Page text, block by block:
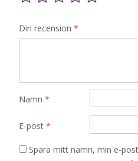
Din recension *
Namn *
E-post *
Spara mitt namn, min e-